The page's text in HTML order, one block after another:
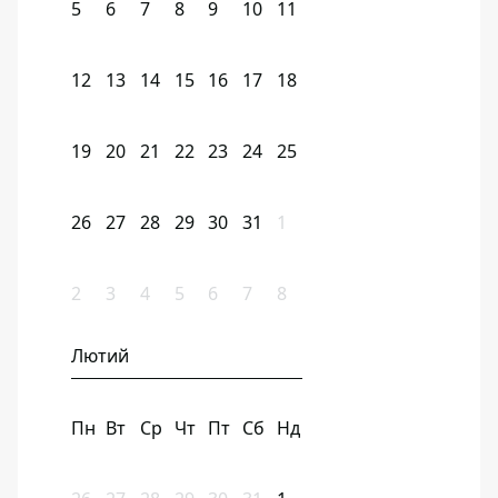
5 6 7 8 9 10 11
12 13 14 15 16 17 18
19 20 21 22 23 24 25
26 27 28 29 30 31 1
2 3 4 5 6 7 8
Лютий
Пн Вт Ср Чт Пт Сб Нд